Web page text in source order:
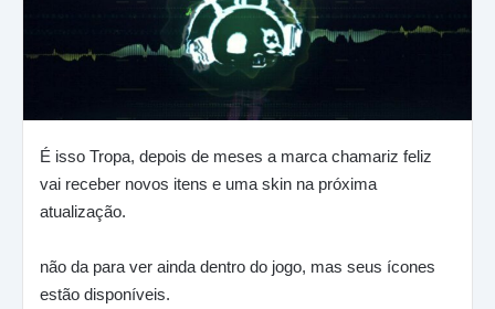
É isso Tropa, depois de meses a marca chamariz feliz
vai receber novos itens e uma skin na próxima
atualização.
não da para ver ainda dentro do jogo, mas seus ícones
estão disponíveis.